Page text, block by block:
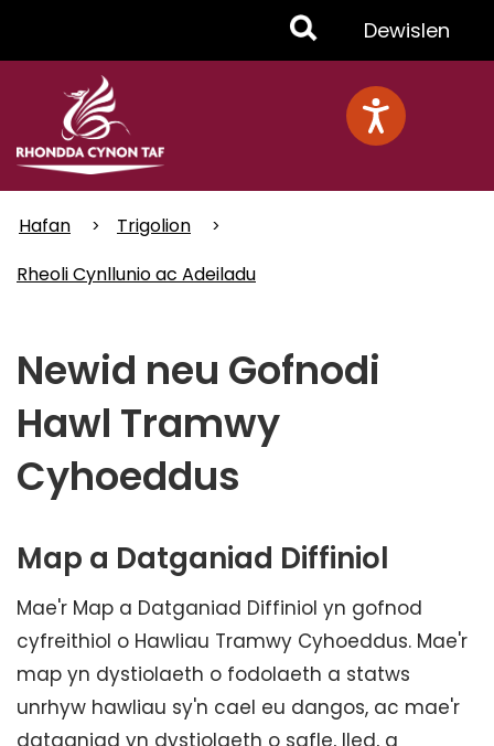
Toggle
Menu
Dewislen
Hafan
Trigolion
Rheoli Cynllunio ac Adeiladu
Newid neu Gofnodi
Hawl Tramwy
Cyhoeddus
Map a Datganiad Diffiniol
Mae'r Map a Datganiad Diffiniol yn gofnod
cyfreithiol o Hawliau Tramwy Cyhoeddus. Mae'r
map yn dystiolaeth o fodolaeth a statws
unrhyw hawliau sy'n cael eu dangos, ac mae'r
datganiad yn dystiolaeth o safle, lled, a